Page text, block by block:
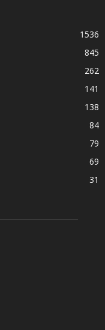
1536
845
262
141
138
84
79
69
31